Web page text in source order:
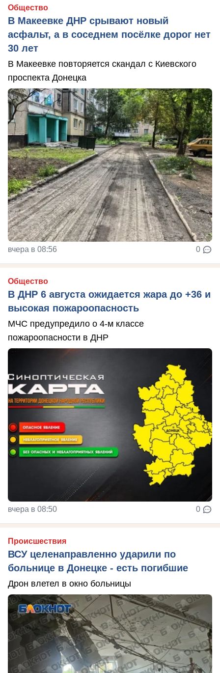
Общество
В Макеевке ДНР срывают новый
асфальт, а в соседнем посёлке дорог нет
30 лет
В Макеевке повторяется скандал с Киевского
проспекта Донецка
вчера в 08:56 0
Общество
В ДНР 6 августа ожидается жара до +36 и
высокая пожароопасность
МЧС предупредило о 4-м классе
пожароопасности в ДНР
вчера в 08:50 0
Происшествия
ВСУ целенаправленно ударили по
больнице в Донецке - есть погибшие
Дрон влетел в окно больницы